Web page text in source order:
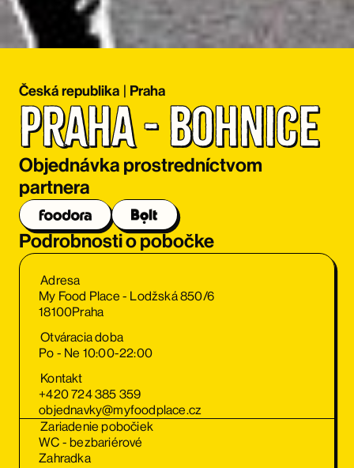
Česká republika | Praha
Praha - Bohnice
Objednávka prostredníctvom
partnera
Podrobnosti o pobočke
Adresa
My Food Place - Lodžská 850/6
18100Praha
Otváracia doba
Po - Ne 10:00-22:00
Kontakt
+420 724 385 359
objednavky@myfoodplace.cz
Zariadenie pobočiek
WC - bezbariérové
Zahradka